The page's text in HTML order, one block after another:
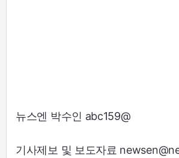
뉴스엔 박수인 abc159@
기사제보 및 보도자료